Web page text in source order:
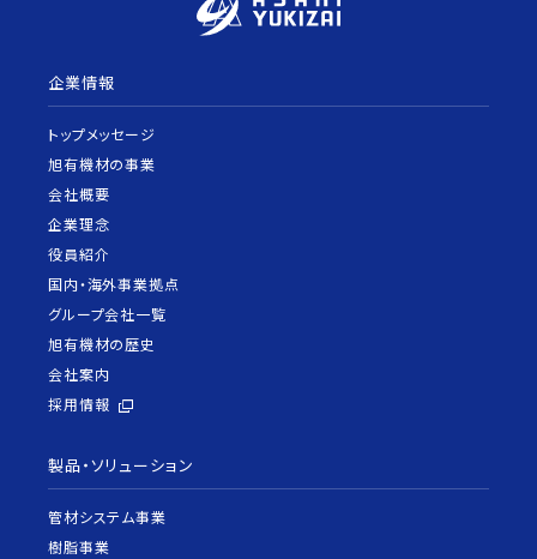
企業情報
トップメッセージ
旭有機材の事業
会社概要
企業理念
役員紹介
国内・海外事業拠点
グループ会社一覧
旭有機材の歴史
会社案内
採用情報
製品・ソリューション
管材システム事業
樹脂事業